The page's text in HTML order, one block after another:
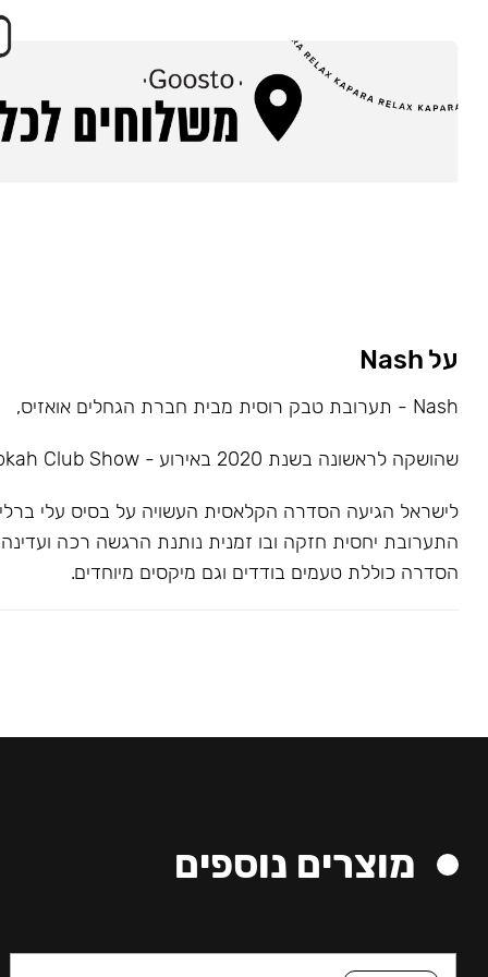
על Nash
Nash - תערובת טבק רוסית מבית חברת הגחלים אואזיס,
שהושקה לראשונה בשנת 2020 באירוע - Hookah Club Show.
לישראל הגיעה הסדרה הקלאסית העשויה על בסיס עלי
התערובת יחסית חזקה ובו זמנית נותנת הרגשה רכה ועדינה
הסדרה כוללת טעמים בודדים וגם מיקסים מיוחדים.
מוצרים נוספים